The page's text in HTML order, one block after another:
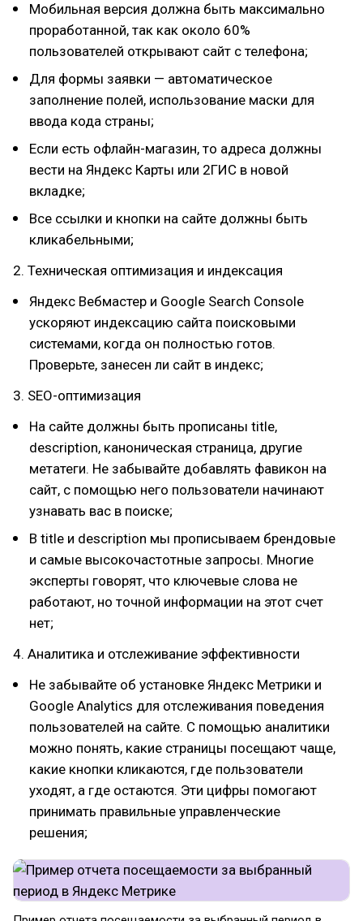
Мобильная версия должна быть максимально
проработанной, так как около 60%
пользователей открывают сайт с телефона;
Для формы заявки — автоматическое
заполнение полей, использование маски для
ввода кода страны;
Если есть офлайн-магазин, то адреса должны
вести на Яндекс Карты или 2ГИС в новой
вкладке;
Все ссылки и кнопки на сайте должны быть
кликабельными;
2. Техническая оптимизация и индексация
Яндекс Вебмастер и Google Search Console
ускоряют индексацию сайта поисковыми
системами, когда он полностью готов.
Проверьте, занесен ли сайт в индекс;
3. SEO-оптимизация
На сайте должны быть прописаны title,
description, каноническая страница, другие
метатеги. Не забывайте добавлять фавикон на
сайт, с помощью него пользователи начинают
узнавать вас в поиске;
В title и description мы прописываем брендовые
и самые высокочастотные запросы. Многие
эксперты говорят, что ключевые слова не
работают, но точной информации на этот счет
нет;
4. Аналитика и отслеживание эффективности
Не забывайте об установке Яндекс Метрики и
Google Analytics для отслеживания поведения
пользователей на сайте. С помощью аналитики
можно понять, какие страницы посещают чаще,
какие кнопки кликаются, где пользователи
уходят, а где остаются. Эти цифры помогают
принимать правильные управленческие
решения;